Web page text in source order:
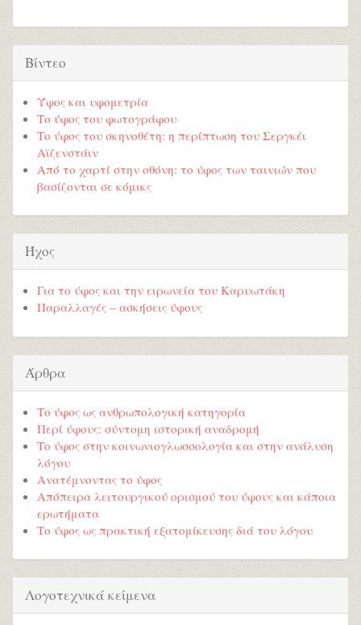
Βίντεο
Ύφος και υφομετρία
Το ύφος του φωτογράφου
Το ύφος του σκηνοθέτη: η περίπτωση του Σεργκέι
Αϊζενστάιν
Από το χαρτί στην οθόνη: το ύφος των ταινιών που
βασίζονται σε κόμικς
Ήχος
Για το ύφος και την ειρωνεία του Καρυωτάκη
Παραλλαγές – ασκήσεις ύφους
Άρθρα
Το ύφος ως ανθρωπολογική κατηγορία
Περί ύφους: σύντομη ιστορική αναδρομή
Το ύφος στην κοινωνιογλωσσολογία και στην ανάλυση
λόγου
Ανατέμνοντας το ύφος
Απόπειρα λειτουργικού ορισμού του ύφους και κάποια
ερωτήματα
Το ύφος ως πρακτική εξατομίκευσης διά του λόγου
Λογοτεχνικά κείμενα